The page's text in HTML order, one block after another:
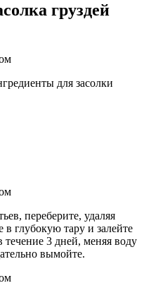
груздей
для засолки
переберите, удаляя
глубокую тару и залейте
3 дней, меняя воду
вымойте.